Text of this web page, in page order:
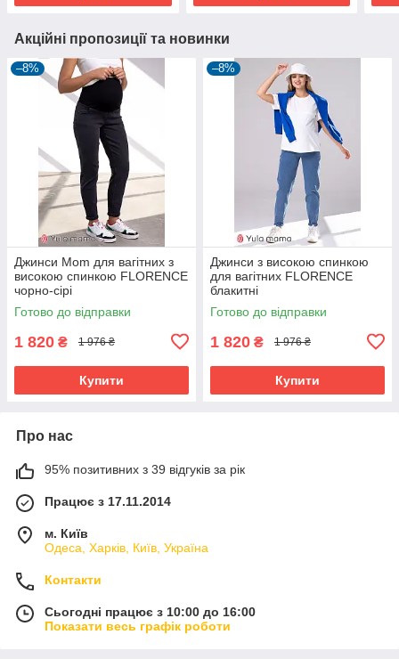
Акційні пропозиції та новинки
–8%
Джинси Mom для вагітних з
високою спинкою FLORENCE
чорно-сірі
Готово до відправки
1 820 ₴ 1 976 ₴
Купити
–8%
Джинси з високою спинкою
для вагітних FLORENCE
блакитні
Готово до відправки
1 820 ₴ 1 976 ₴
Купити
Про нас
95% позитивних з 39 відгуків за рік
Працює з 17.11.2014
м. Київ
Одеса, Харків, Київ, Україна
Контакти
Сьогодні працює з 10:00 до 16:00
Показати весь графік роботи